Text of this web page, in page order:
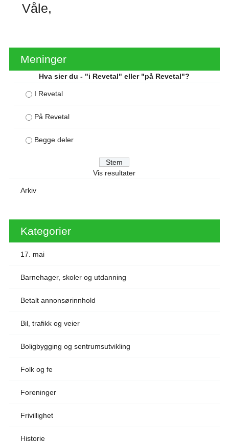
Våle
Meninger
Hva sier du - "i Revetal" eller "på Revetal"?
I Revetal
På Revetal
Begge deler
Vis resultater
Arkiv
Kategorier
17. mai
Barnehager, skoler og utdanning
Betalt annonsørinnhold
Bil, trafikk og veier
Boligbygging og sentrumsutvikling
Folk og fe
Foreninger
Frivillighet
Historie